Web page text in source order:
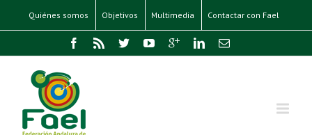
Quiénes somos Objetivos Multimedia Contactar con Fael